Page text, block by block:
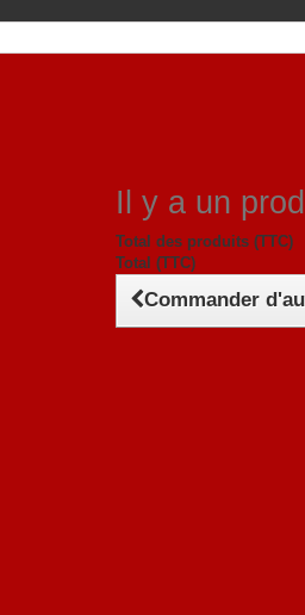
Il y a un
Total des produits (TTC)
Total (TTC)
Commander